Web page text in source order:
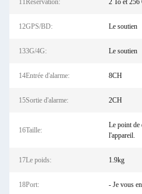
11Réservation: 2 To et 256
12GPS/BD: Le soutien
133G/4G: Le soutien
14Entrée d'alarme: 8CH
15Sortie d'alarme: 2CH
16Taille:
Le point de
l'appareil.
17Le poids: 1.9kg
18Port: - Je vous